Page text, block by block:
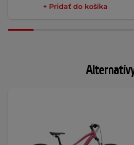
+ Pridať do košíka